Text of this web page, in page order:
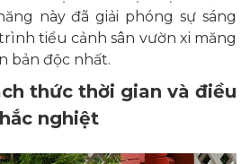
này đã giải phóng sự sáng
tiểu cảnh sân vườn xi măng
bản độc nhất.
thức thời gian và điều
nghiệt